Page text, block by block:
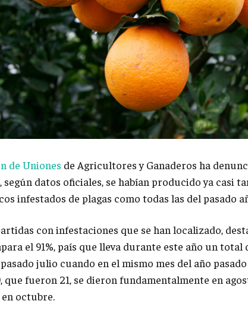
de Uniones de Agricultores y Ganaderos ha
según datos oficiales, se habían producido ya casi
infestados de plagas como todas las del pasado
con infestaciones que se han localizado,
el 91%, país que lleva durante este año un total
julio cuando en el mismo mes del año
que fueron 21, se dieron fundamentalmente en
octubre.